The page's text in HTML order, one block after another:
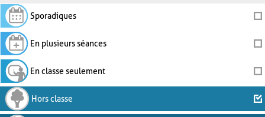
Sporadiques
En plusieurs séances
En classe seulement
Hors classe